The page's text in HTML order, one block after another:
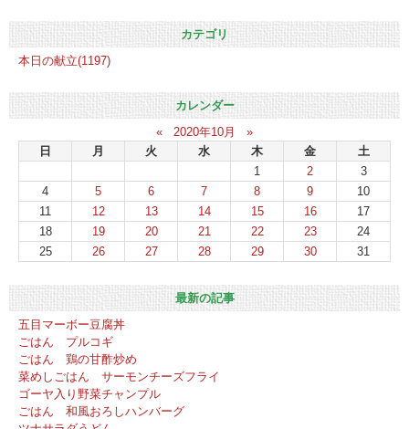
カテゴリ
本日の献立(1197)
カレンダー
«
2020年10月
»
日
月 火 水 木 金
土
1
2
3
4
5 6 7 8 9
10
11
12 13 14 15 16
17
18
19 20 21 22 23
24
25
26 27 28 29 30 31
最新の記事
五目マーボー豆腐丼
ごはん プルコギ
ごはん 鶏の甘酢炒め
菜めしごはん サーモンチーズフライ
ゴーヤ入り野菜チャンプル
ごはん 和風おろしハンバーグ